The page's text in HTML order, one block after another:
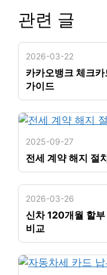
관련 글
2026-03-22
카카오뱅크 체크
가이드
2025-09-27
전세 계약 해지 절
2026-03-26
신차 120개월 할
비교